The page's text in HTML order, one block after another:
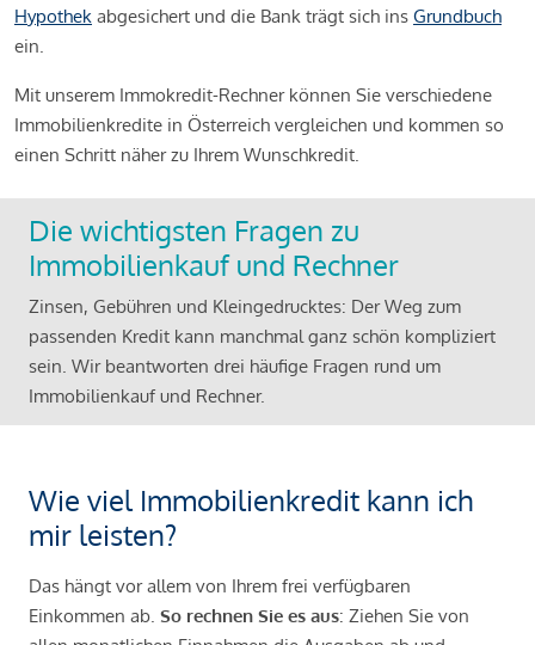
Hypothek abgesichert und die Bank trägt sich ins Grundbuch
ein.
Mit unserem Immokredit-Rechner können Sie verschiedene
Immobilienkredite in Österreich vergleichen und kommen so
einen Schritt näher zu Ihrem Wunschkredit.
Die wichtigsten Fragen zu
Immobilienkauf und Rechner
Zinsen, Gebühren und Kleingedrucktes: Der Weg zum
passenden Kredit kann manchmal ganz schön kompliziert
sein. Wir beantworten drei häufige Fragen rund um
Immobilienkauf und Rechner.
Wie viel Immobilienkredit kann ich
mir leisten?
Das hängt vor allem von Ihrem frei verfügbaren
Einkommen ab. So rechnen Sie es aus: Ziehen Sie von